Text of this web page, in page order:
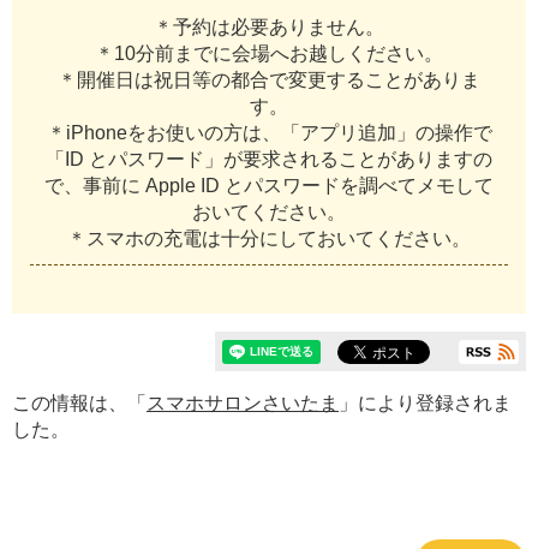
＊予約は必要ありません。
＊10分前までに会場へお越しください。
＊開催日は祝日等の都合で変更することがありま
す。
＊iPhoneをお使いの方は、「アプリ追加」の操作で
「ID とパスワード」が要求されることがありますの
で、事前に Apple ID とパスワードを調べてメモして
おいてください。
＊スマホの充電は十分にしておいてください。
この情報は、「 スマホサロンさいたま 」により登録されま
した。